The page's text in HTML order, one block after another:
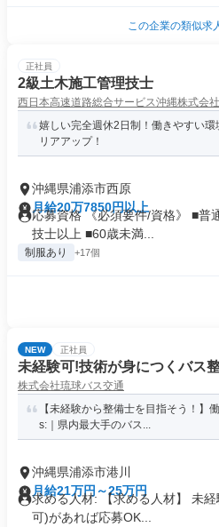
この企業の類似求
正社員
2級土木施工管理技士
西日本高速道路総合サービス沖縄株式会社
嬉しい完全週休2日制！働きやすい
リアアップ！
沖縄県浦添市西原
月給20万7850円以上
応募資格 《必須要件/資格》 ■普
技士以上 ■60歳未満...
制服あり +17個
NEW 正社員
未経験可!技術が身につくバス
株式会社琉球バス交通
【未経験から整備士を目指そう！】
s:｜県内最大手のバス...
沖縄県浦添市港川
月給21万円～25万円
求める人材: 【求める人材】 未
可)があれば応募OK...